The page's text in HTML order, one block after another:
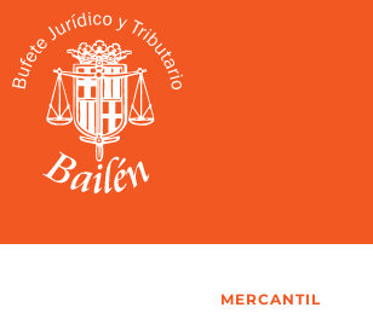
MERCANTIL